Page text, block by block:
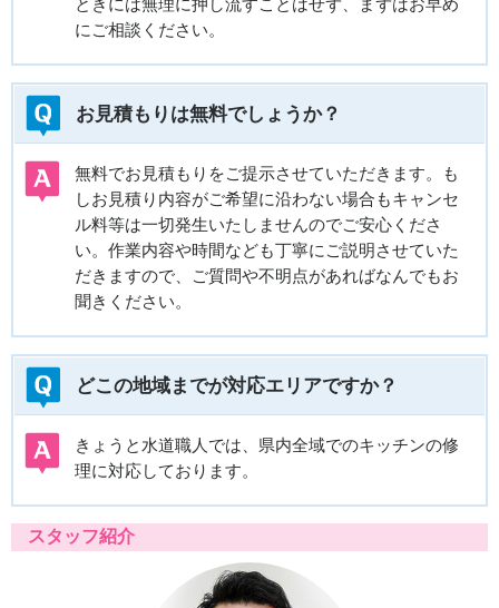
ときには無理に押し流すことはせず、まずはお早め
にご相談ください。
お見積もりは無料でしょうか？
無料でお見積もりをご提示させていただきます。も
しお見積り内容がご希望に沿わない場合もキャンセ
ル料等は一切発生いたしませんのでご安心くださ
い。作業内容や時間なども丁寧にご説明させていた
だきますので、ご質問や不明点があればなんでもお
聞きください。
どこの地域までが対応エリアですか？
きょうと水道職人では、県内全域でのキッチンの修
理に対応しております。
スタッフ紹介